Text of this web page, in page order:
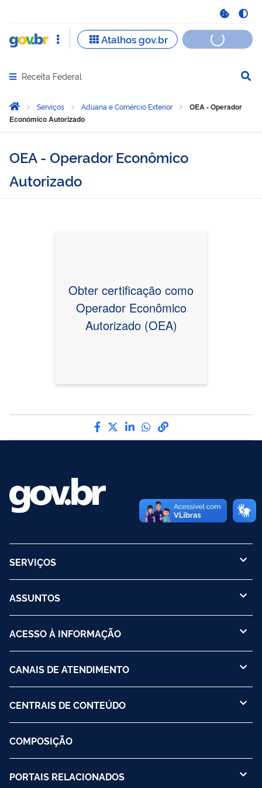
Abrir menu principal de navegação
Receita Federal
Você está aqui:
Página Inicial
Serviços Aduana e Comércio Exterior
OEA - Operador
Econômico Autorizado
OEA - Operador Econômico
Autorizado
Obter certificação como
Operador Econômico
Autorizado (OEA)
Compartilhe por Facebook
Compartilhe por Twitter
Compartilhe por LinkedIn
Compartilhe por
link para Copiar
SERVIÇOS
ASSUNTOS
ACESSO À INFORMAÇÃO
CANAIS DE ATENDIMENTO
CENTRAIS DE CONTEÚDO
COMPOSIÇÃO
PORTAIS RELACIONADOS